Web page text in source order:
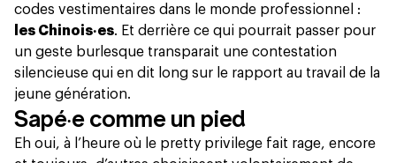
codes vestimentaires dans le monde professionnel :
les Chinois‧es. Et derrière ce qui pourrait passer pour
un geste burlesque transparait une contestation
silencieuse qui en dit long sur le rapport au travail de la
jeune génération.
Sapé‧e comme un pied
Eh oui, à l’heure où le pretty privilege fait rage, encore